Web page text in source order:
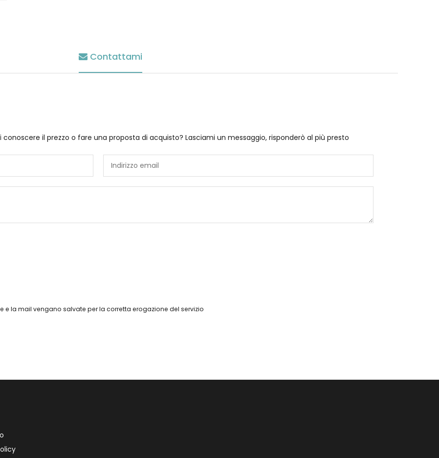
Contattami
il prezzo o fare una proposta di acquisto? Lasciami un messaggio, risponderò al più presto
la mail vengano salvate per la corretta erogazione del servizio